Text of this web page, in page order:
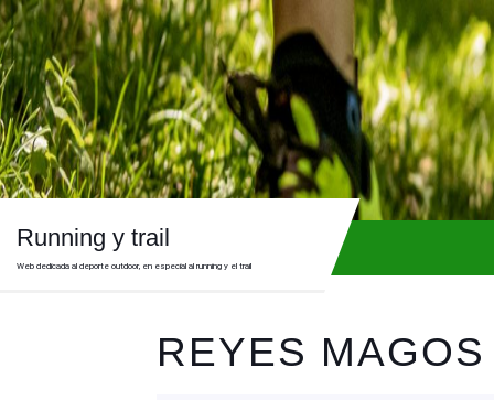
Skip
to
content
Running y trail
Web dedicada al deporte outdoor, en especial al running y el trail
REYES MAGOS